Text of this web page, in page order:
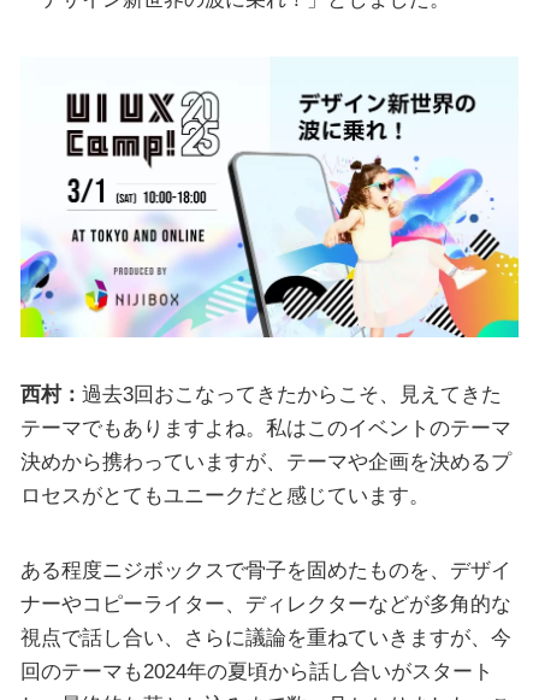
西村： 過去3回おこなってきたからこそ、見えてきた
テーマでもありますよね。私はこのイベントのテーマ
決めから携わっていますが、テーマや企画を決めるプ
ロセスがとてもユニークだと感じています。
ある程度ニジボックスで骨子を固めたものを、デザイ
ナーやコピーライター、ディレクターなどが多角的な
視点で話し合い、さらに議論を重ねていきますが、今
回のテーマも2024年の夏頃から話し合いがスタート